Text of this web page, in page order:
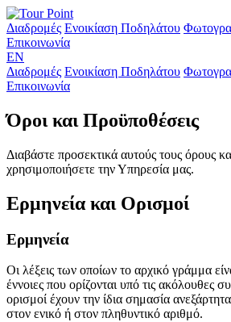
Διαδρομές Ενοικίαση Ποδηλάτου
Επικοινωνία
ΕΝ
Διαδρομές Ενοικίαση Ποδηλάτου
Επικοινωνία
Όροι και Προϋποθέσεις
Διαβάστε προσεκτικά αυτούς τους όρους
χρησιμοποιήσετε την Υπηρεσία μας.
Ερμηνεία και Ορισμοί
Ερμηνεία
Οι λέξεις των οποίων το αρχικό γράμμα
έννοιες που ορίζονται υπό τις ακόλουθες
ορισμοί έχουν την ίδια σημασία
στον ενικό ή στον πληθυντικό αριθμό.